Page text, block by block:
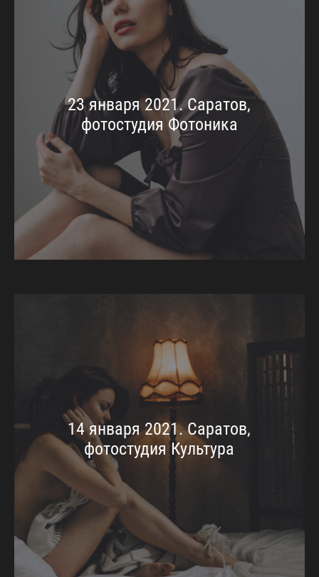
23 января 2021. Саратов,
фотостудия Фотоника
14 января 2021. Саратов,
фотостудия Культура